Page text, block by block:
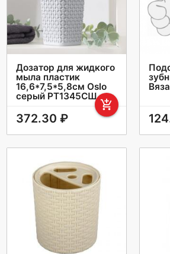
Дозатор для жидкого
мыла пластик
16,6*7,5*5,8см Oslo
серый РТ1345СШ
add_shopping_cart
372.30 ₽